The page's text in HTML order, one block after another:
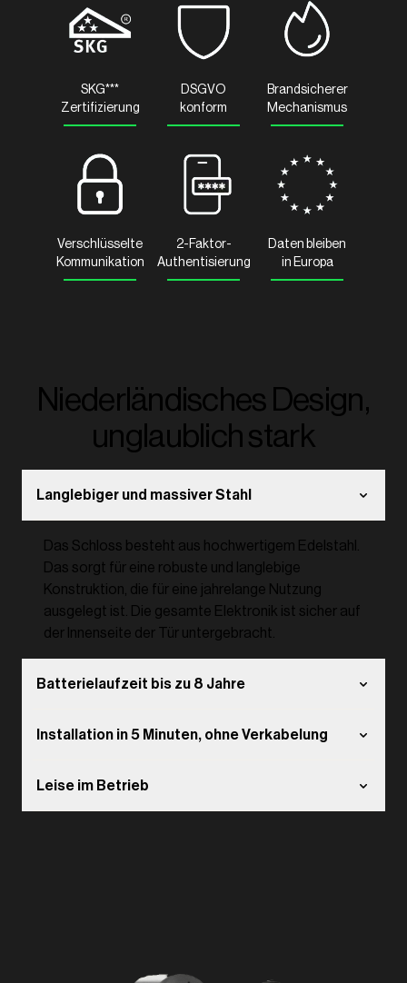
SKG***
Zertifizierung
DSGVO
konform
Brandsicherer
Mechanismus
Verschlüsselte
Kommunikation
2-Faktor-
Authentisierung
Daten bleiben
in Europa
Niederländisches Design,
unglaublich stark
Langlebiger und massiver Stahl
Das Schloss besteht aus hochwertigem Edelstahl.
Das sorgt für eine robuste und langlebige
Konstruktion, die für eine jahrelange Nutzung
ausgelegt ist. Die gesamte Elektronik ist sicher auf
der Innenseite der Tür untergebracht.
Batterielaufzeit bis zu 8 Jahre
Installation in 5 Minuten, ohne Verkabelung
Leise im Betrieb